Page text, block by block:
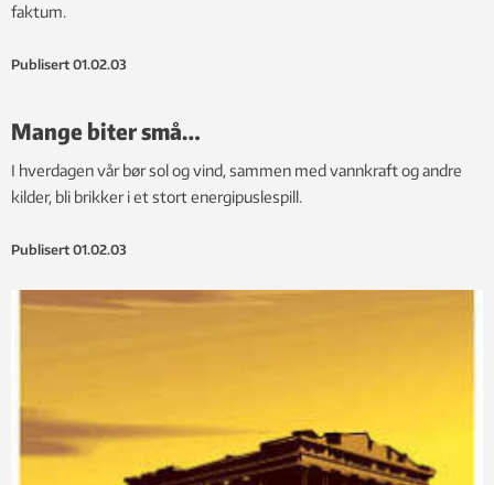
faktum.
Publisert 01.02.03
Mange biter små…
I hverdagen vår bør sol og vind, sammen med vannkraft og andre
kilder, bli brikker i et stort energipuslespill.
Publisert 01.02.03